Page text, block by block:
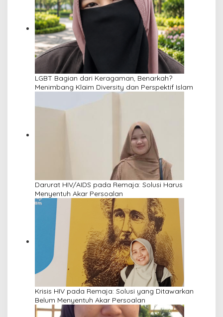
LGBT Bagian dari Keragaman, Benarkah?
Menimbang Klaim Diversity dan Perspektif Islam
Darurat HIV/AIDS pada Remaja: Solusi Harus
Menyentuh Akar Persoalan
Krisis HIV pada Remaja: Solusi yang Ditawarkan
Belum Menyentuh Akar Persoalan